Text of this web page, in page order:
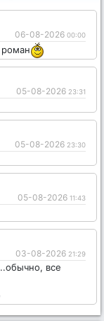
06-08-2026 00:00
роман
05-08-2026 23:31
05-08-2026 23:30
05-08-2026 11:43
03-08-2026 21:29
все